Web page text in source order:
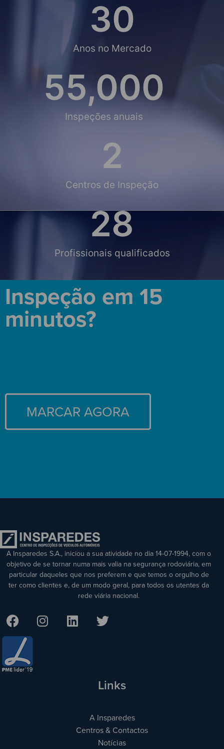
Anos no Mercado
30
Inspeções anuais
55,000
Centros de Inspeção
2
Profissionais qualificados
28
Inspeção em 15
minutos?
MARCAR AGORA
A Insparedes S.A., iniciou a sua atividade no dia 14-07-1994, com o
objetivo de se tornar numa mais valia na segurança rodoviária, em
particular daqueles que nos preferem e que temos o orgulho de
ter como clientes e, de um modo geral, para todos os utentes da
rede viária nacional.
Links
A Insparedes
Centros & Contactos
Notícias